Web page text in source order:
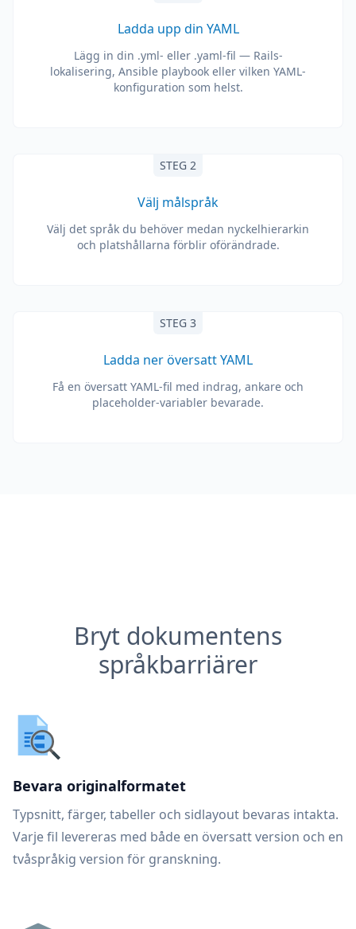
Ladda upp din YAML
Lägg in din .yml- eller .yaml-fil — Rails-
lokalisering, Ansible playbook eller vilken YAML-
konfiguration som helst.
STEG 2
Välj målspråk
Välj det språk du behöver medan nyckelhierarkin
och platshållarna förblir oförändrade.
STEG 3
Ladda ner översatt YAML
Få en översatt YAML-fil med indrag, ankare och
placeholder-variabler bevarade.
Bryt dokumentens
språkbarriärer
Bevara originalformatet
Typsnitt, färger, tabeller och sidlayout bevaras intakta.
Varje fil levereras med både en översatt version och en
tvåspråkig version för granskning.